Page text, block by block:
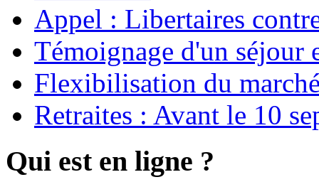
Appel : Libertaires
Témoignage d'un séjour
Flexibilisation du
Retraites : Avant le 10
Qui est en ligne ?